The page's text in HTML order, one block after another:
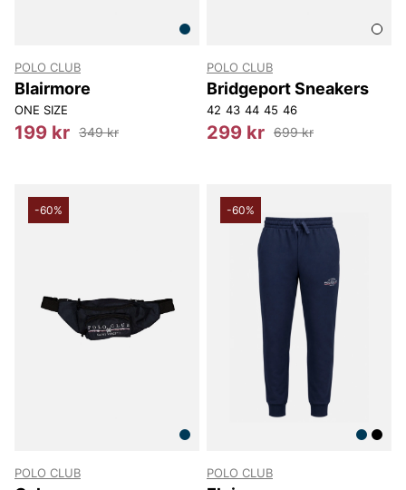
POLO CLUB
Blairmore
ONE SIZE
199 kr 349 kr
POLO CLUB
Bridgeport Sneakers
42 43 44 45 46
299 kr 699 kr
-60%
POLO CLUB
-60%
POLO CLUB